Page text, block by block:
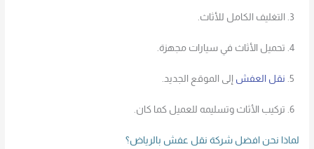
التغليف الكامل للأثاث.
تحميل الأثاث في سيارات مجهزة.
نقل العفش إلى الموقع الجديد.
تركيب الأثاث وتسليمه للعميل كما كان.
لماذا نحن افضل شركة نقل عفش بالرياض؟